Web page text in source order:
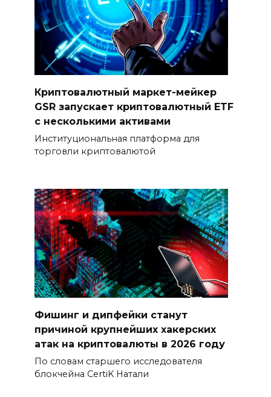
Криптовалютный маркет-мейкер
GSR запускает криптовалютный ETF
с несколькими активами
Институциональная платформа для
торговли криптовалютой
Фишинг и дипфейки станут
причиной крупнейших хакерских
атак на криптовалюты в 2026 году
По словам старшего исследователя
блокчейна CertiK Натали